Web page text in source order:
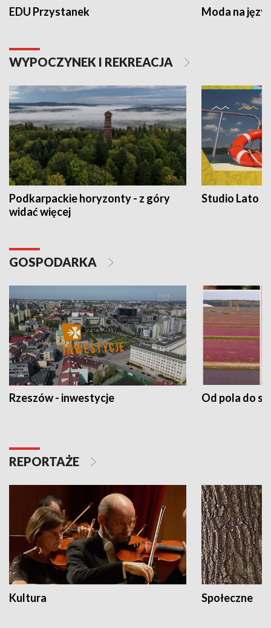
EDU Przystanek Moda na
WYPOCZYNEK I REKREACJA
Podkarpackie horyzonty - z góry
widać więcej
Studio Lato
GOSPODARKA
Rzeszów - inwestycje Od pola do
REPORTAŻE
Kultura Społeczne